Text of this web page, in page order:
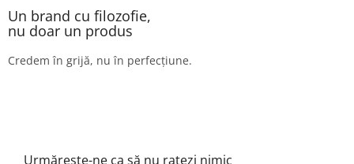
Un brand cu filozofie,
nu doar un produs
Credem în grijă, nu în perfecțiune.
Urmărește-ne ca să nu ratezi nimic